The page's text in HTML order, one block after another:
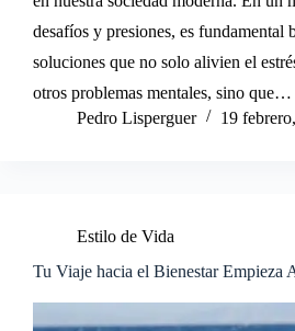
desafíos y presiones, es fundamental
soluciones que no solo alivien el
otros problemas mentales, sino que…
Pedro Lisperguer
19
Estilo de Vida
Tu Viaje hacia el Bienestar Empieza